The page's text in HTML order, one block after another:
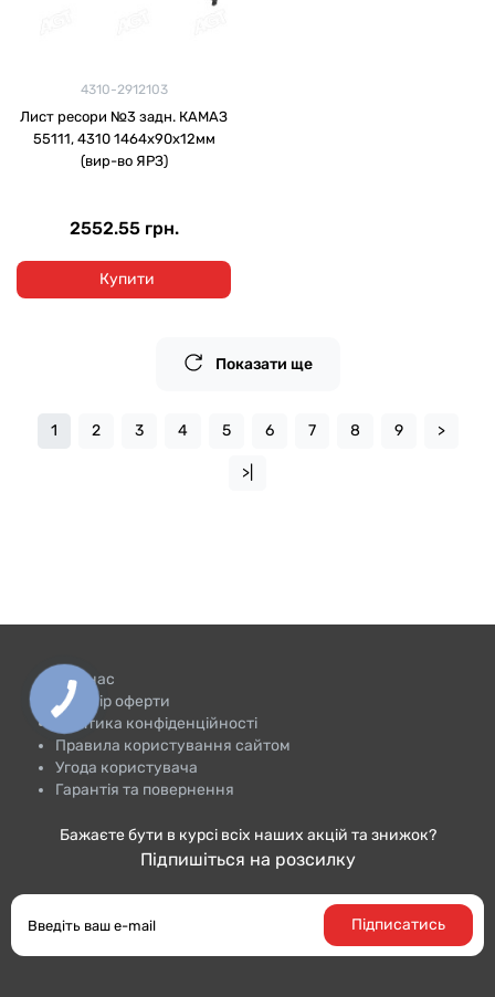
4310-2912103
Лист ресори №3 задн. КАМАЗ
55111, 4310 1464х90х12мм
(вир-во ЯРЗ)
2552.55 грн.
Купити
Показати ще
1 2 3 4 5 6 7 8 9 >
>|
Про нас
Договір оферти
Політика конфіденційності
Правила користування сайтом
Угода користувача
Гарантія та повернення
Бажаєте бути в курсі всіх наших акцій та знижок?
Підпишіться на розсилку
Підписатись